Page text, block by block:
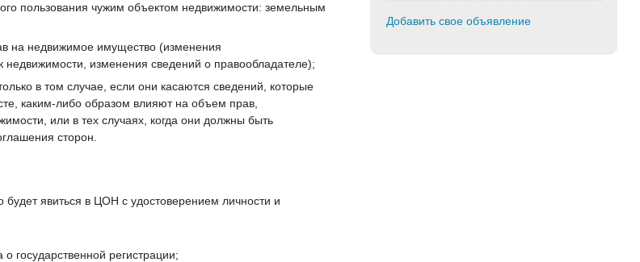
пользования чужим объектом недвижимости: земельным
на недвижимое имущество (изменения
недвижимости, изменения сведений о правообладателе);
в том случае, если они касаются сведений, которые
каким-либо образом влияют на объем прав,
или в тех случаях, когда они должны быть
сторон.
будет явиться в ЦОН с удостоверением личности и
государственной регистрации;
Добавить свое объявление